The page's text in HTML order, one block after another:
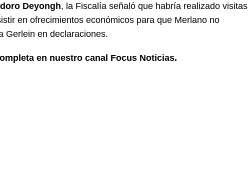
Deyongh, la Fiscalía señaló que habría realizado visitas
en ofrecimientos económicos para que Merlano no
Gerlein en declaraciones.
en nuestro canal Focus Noticias.